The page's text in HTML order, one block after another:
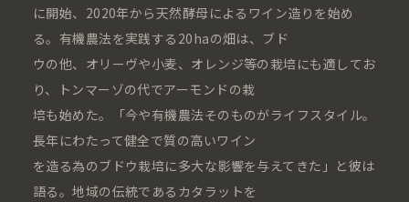
に開始、2020年から天然酵母によるワイン造りを始め
る。有機農法を実践する20haの畑は、ブド
ウの他、オリーヴや小麦、オレンジ等の栽培にも適してお
り、トンマーゾの代でアーモンドの栽
培も始めた。「今や有機農法そのものがライフスタイル。
長年にわたって健全で質の高いワイン
を造る為のブドウ栽培に多大な影響を与えてきた」と彼は
語る。地域の伝統であるカタラットを